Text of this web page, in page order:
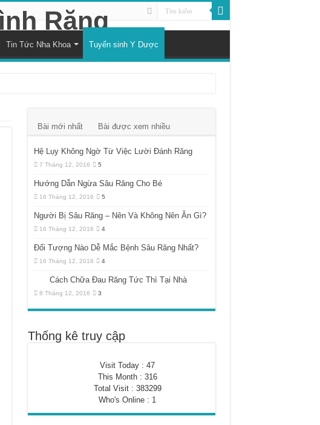
Tin Tức Nha Khoa Tuyển sinh Y Dược
Bài mới nhất Bài được xem nhiều
Hệ Lụy Không Ngờ Từ Việc Lười Đánh Răng
7 Tháng 12, 2016 5
Hướng Dẫn Ngừa Sâu Răng Cho Bé
16 Tháng 12, 2016 5
Người Bị Sâu Răng – Nên Và Không Nên Ăn Gì?
16 Tháng 12, 2016 4
Đối Tượng Nào Dễ Mắc Bệnh Sâu Răng Nhất?
16 Tháng 12, 2016 4
Cách Chữa Đau Răng Tức Thì Tại Nhà
8 Tháng 12, 2016 3
Thống kê truy cập
Visit Today : 47
This Month : 316
Total Visit : 383299
Who's Online : 1